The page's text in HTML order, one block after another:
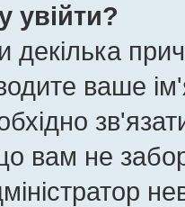
увійти?
декілька
ваше
вам не